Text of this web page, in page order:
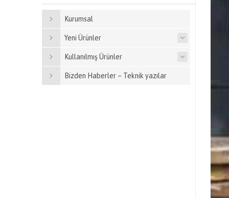
Kurumsal
Yeni Ürünler
Kullanılmış Ürünler
Bizden Haberler – Teknik yazılar